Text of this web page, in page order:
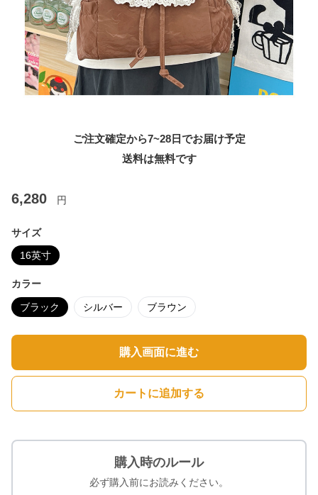
ご注文確定から7~28日でお届け予定
送料は無料です
6,280 円
サイズ
16英寸
カラー
ブラック シルバー ブラウン
購入画面に進む
カートに追加する
購入時のルール
必ず購入前にお読みください。